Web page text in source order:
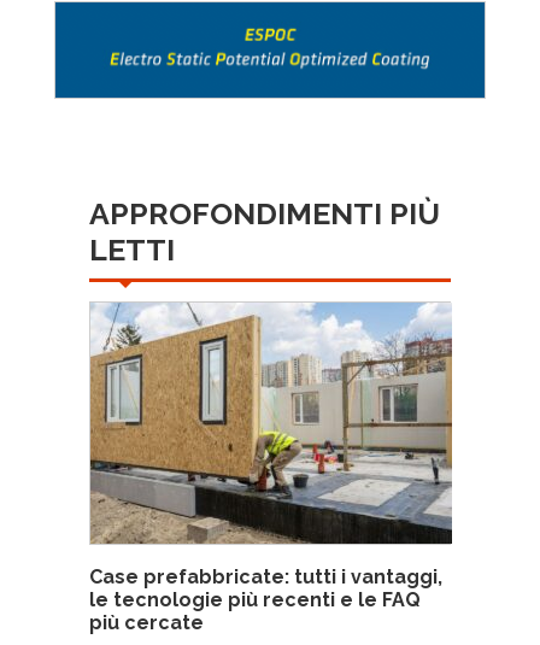
APPROFONDIMENTI PIÙ
LETTI
Case prefabbricate: tutti i vantaggi,
le tecnologie più recenti e le FAQ
più cercate